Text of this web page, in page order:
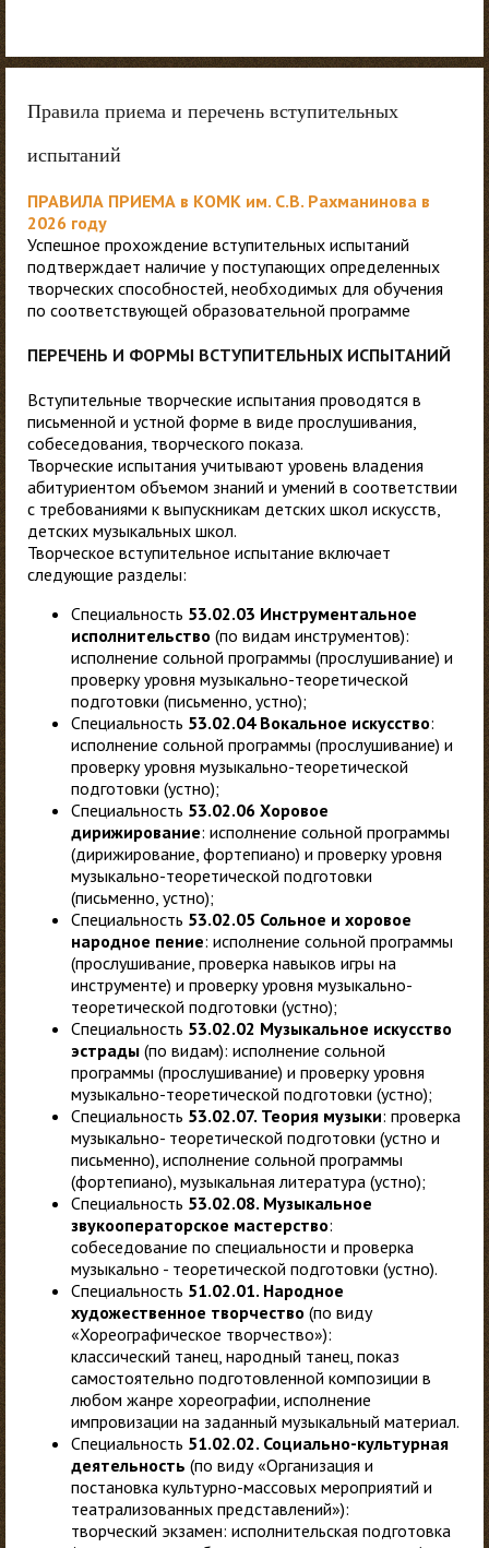
Правила приема и перечень вступительных
испытаний
ПРАВИЛА ПРИЕМА в КОМК им. С.В. Рахманинова в
2026 году
Успешное прохождение вступительных испытаний
подтверждает наличие у поступающих определенных
творческих способностей, необходимых для обучения
по соответствующей образовательной программе
ПЕРЕЧЕНЬ И ФОРМЫ ВСТУПИТЕЛЬНЫХ ИСПЫТАНИЙ
Вступительные творческие испытания проводятся в
письменной и устной форме в виде прослушивания,
собеседования, творческого показа.
Творческие испытания учитывают уровень владения
абитуриентом объемом знаний и умений в соответствии
с требованиями к выпускникам детских школ искусств,
детских музыкальных школ.
Творческое вступительное испытание включает
следующие разделы:
Специальность 53.02.03 Инструментальное
исполнительство (по видам инструментов):
исполнение сольной программы (прослушивание) и
проверку уровня музыкально-теоретической
подготовки (письменно, устно);
Специальность 53.02.04 Вокальное искусство:
исполнение сольной программы (прослушивание) и
проверку уровня музыкально-теоретической
подготовки (устно);
Специальность 53.02.06 Хоровое
дирижирование: исполнение сольной программы
(дирижирование, фортепиано) и проверку уровня
музыкально-теоретической подготовки
(письменно, устно);
Специальность 53.02.05 Сольное и хоровое
народное пение: исполнение сольной программы
(прослушивание, проверка навыков игры на
инструменте) и проверку уровня музыкально-
теоретической подготовки (устно);
Специальность 53.02.02 Музыкальное искусство
эстрады (по видам): исполнение сольной
программы (прослушивание) и проверку уровня
музыкально-теоретической подготовки (устно);
Специальность 53.02.07. Теория музыки: проверка
музыкально- теоретической подготовки (устно и
письменно), исполнение сольной программы
(фортепиано), музыкальная литература (устно);
Специальность 53.02.08. Музыкальное
звукооператорское мастерство:
собеседование по специальности и проверка
музыкально - теоретической подготовки (устно).
Специальность 51.02.01. Народное
художественное творчество (по виду
«Хореографическое творчество»):
классический танец, народный танец, показ
самостоятельно подготовленной композиции в
любом жанре хореографии, исполнение
импровизации на заданный музыкальный материал.
Специальность 51.02.02. Социально-культурная
деятельность (по виду «Организация и
постановка культурно-массовых мероприятий и
театрализованных представлений»):
творческий экзамен: исполнительская подготовка